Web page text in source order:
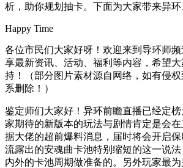
析，助你规划抽卡。下面为大家带来异环
Happy Time
各位市民们大家好呀！欢迎来到导环师
享最新资讯、活动、福利等内容，希望
持！（部分图片素材源自网络，如有侵
系删除！）
鉴定师们大家好！异环前瞻直播已经定
家期待的新版本的玩法与剧情肯定是会在
据大佬的超前爆料消息，届时将会开启
流露出的安魂曲卡池特别缩短的这一说
内外的卡池周期做准备的。另外玩家最